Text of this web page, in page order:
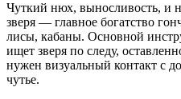
Чуткий нюх, выносливость, и
зверя — главное богатство
лисы, кабаны. Основной
ищет зверя по следу,
нужен визуальный контакт с
чутье.